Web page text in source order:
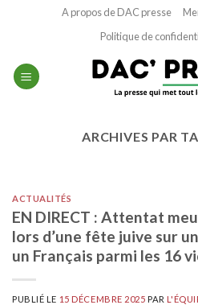
A propos de DAC presse
Politique de
ARCHIVES PAR
ACTUALITÉS
EN DIRECT : Attentat
lors d’une fête juive sur
un Français parmi les 16
PUBLIÉ LE 15 DÉCEMBRE 2025 PAR